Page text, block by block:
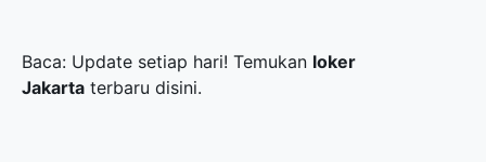
Baca: Update setiap hari! Temukan loker
Jakarta terbaru disini.